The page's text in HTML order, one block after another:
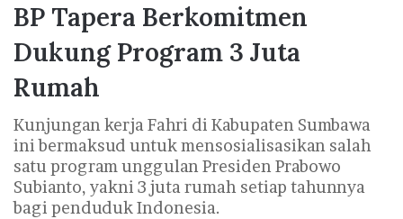
BP Tapera Berkomitmen
Dukung Program 3 Juta
Rumah
Kunjungan kerja Fahri di Kabupaten Sumbawa
ini bermaksud untuk mensosialisasikan salah
satu program unggulan Presiden Prabowo
Subianto, yakni 3 juta rumah setiap tahunnya
bagi penduduk Indonesia.